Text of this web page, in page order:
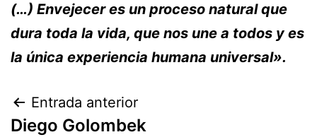
(…) Envejecer es un proceso natural que
dura toda la vida, que nos une a todos y es
la única experiencia humana universal».
Entrada anterior
Diego Golombek